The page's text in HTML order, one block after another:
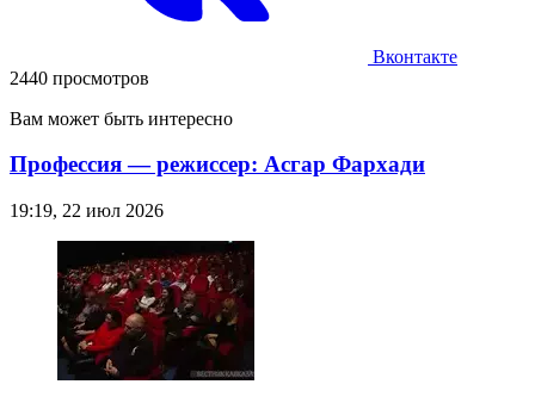
Вконтакте
2440 просмотров
Вам может быть интересно
Профессия — режиссер: Асгар Фархади
19:19, 22 июл 2026